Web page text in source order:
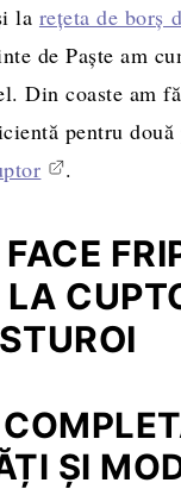
la reţeta de borş
de Paşte am
Din coaste am
pentru
.
LA
ȘI